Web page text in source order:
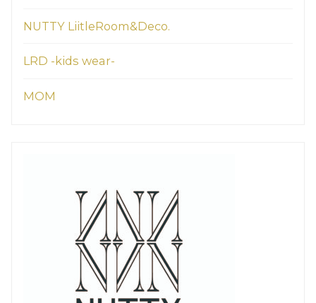
NUTTY LiitleRoom&Deco.
LRD -kids wear-
MOM